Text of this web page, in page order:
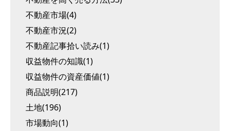
不動産市場(4)
不動産市況(2)
不動産記事拾い読み(1)
収益物件の知識(1)
収益物件の資産価値(1)
商品説明(217)
土地(196)
市場動向(1)